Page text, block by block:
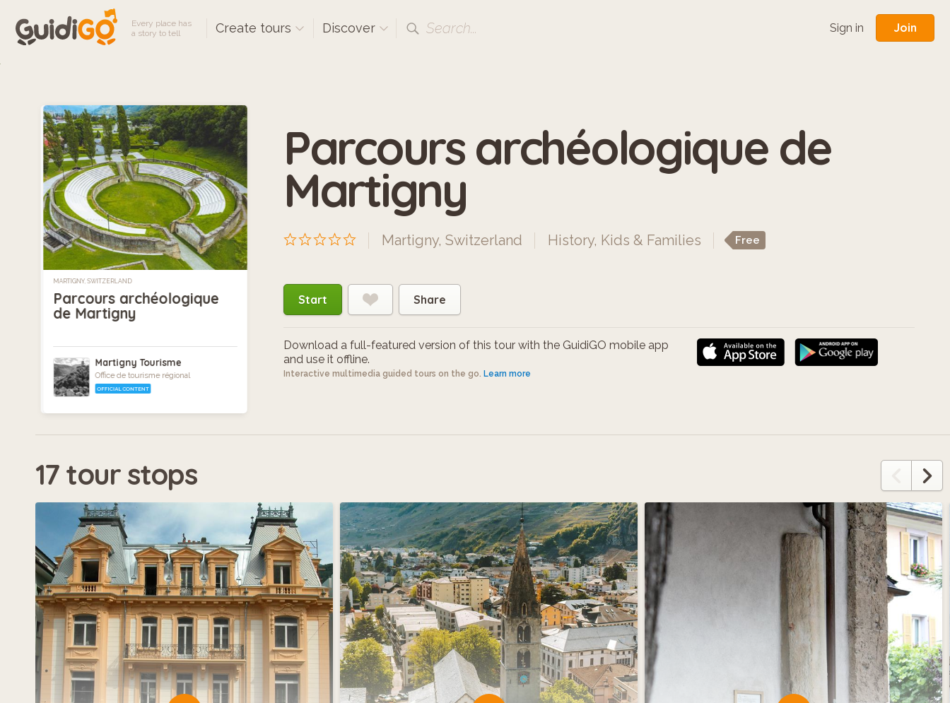
Every place has
a story to tell
Create tours Discover Search... Sign in Join
MARTIGNY, SWITZERLAND
Parcours archéologique
de Martigny
Martigny Tourisme
Office de tourisme régional
OFFICIAL CONTENT
Parcours archéologique de
Martigny
Martigny, Switzerland History, Kids & Families Free
Start Share
Download a full-featured version of this tour with the GuidiGO mobile app
and use it offline.
Interactive multimedia guided tours on the go. Learn more
17 tour stops